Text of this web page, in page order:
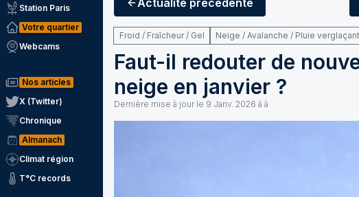
Station Paris
Votre quartier
Webcams
Nos articles
X (Twitter)
Chronique
Almanach
Climat région
T°C records
Actualité précédente
Froid / Fraîcheur / Gel Neige / Avalanche / Pluie
Faut-il redouter de
neige en janvier ?
Dernière mise à jour le 9 Janv. 2026 à à